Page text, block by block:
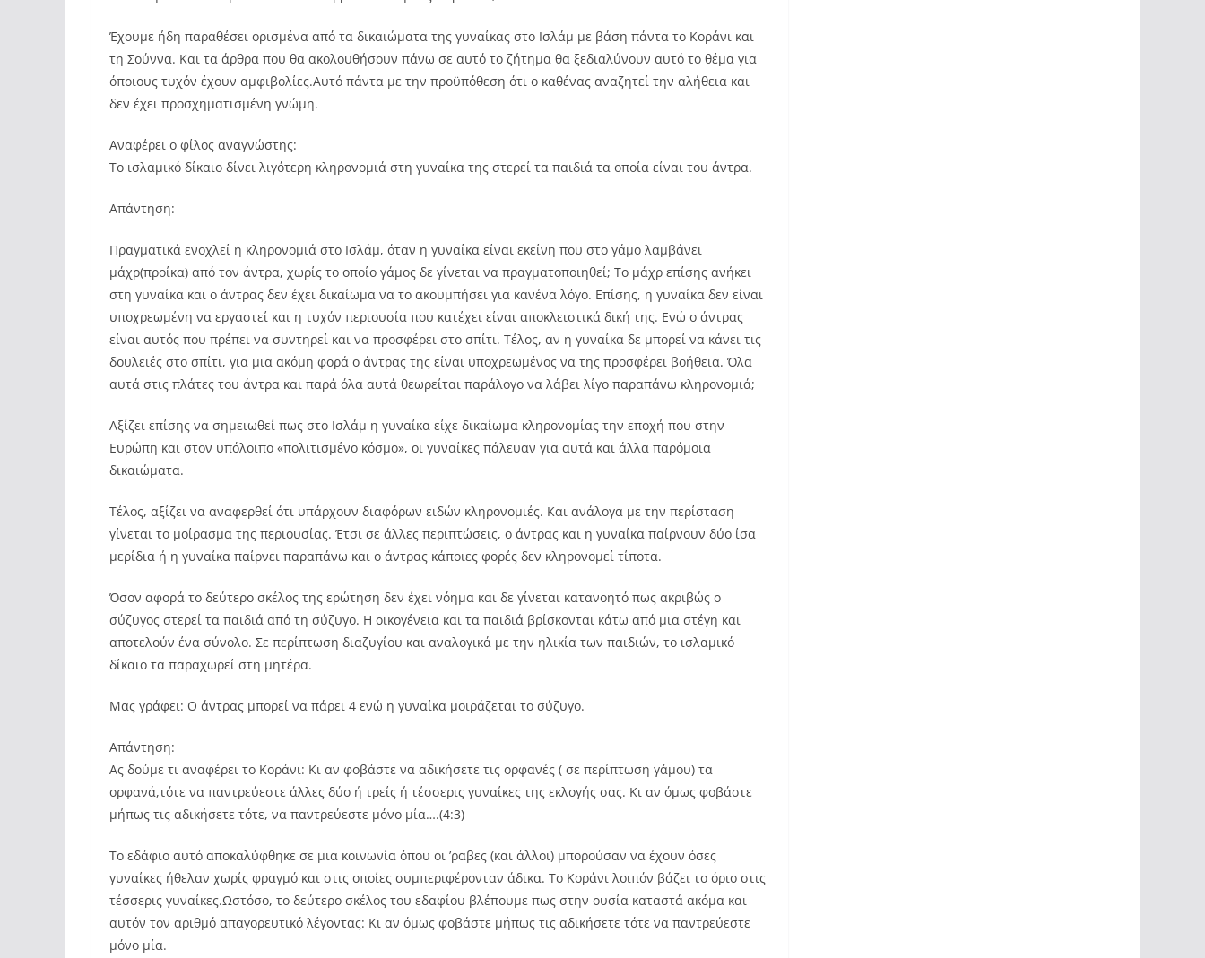
Έχουμε ήδη παραθέσει ορισμένα από τα δικαιώματα της γυναίκας στο Ισλάμ με βάση πάντα το Κοράνι και
τη Σούννα. Και τα άρθρα που θα ακολουθήσουν πάνω σε αυτό το ζήτημα θα ξεδιαλύνουν αυτό το θέμα για
όποιους τυχόν έχουν αμφιβολίες.Αυτό πάντα με την προϋπόθεση ότι ο καθένας αναζητεί την αλήθεια και
δεν έχει προσχηματισμένη γνώμη.
Αναφέρει ο φίλος αναγνώστης:
Το ισλαμικό δίκαιο δίνει λιγότερη κληρονομιά στη γυναίκα της στερεί τα παιδιά τα οποία είναι του άντρα.
Απάντηση:
Πραγματικά ενοχλεί η κληρονομιά στο Ισλάμ, όταν η γυναίκα είναι εκείνη που στο γάμο λαμβάνει
μάχρ(προίκα) από τον άντρα, χωρίς το οποίο γάμος δε γίνεται να πραγματοποιηθεί; Το μάχρ επίσης ανήκει
στη γυναίκα και ο άντρας δεν έχει δικαίωμα να το ακουμπήσει για κανένα λόγο. Επίσης, η γυναίκα δεν είναι
υποχρεωμένη να εργαστεί και η τυχόν περιουσία που κατέχει είναι αποκλειστικά δική της. Ενώ ο άντρας
είναι αυτός που πρέπει να συντηρεί και να προσφέρει στο σπίτι. Τέλος, αν η γυναίκα δε μπορεί να κάνει τις
δουλειές στο σπίτι, για μια ακόμη φορά ο άντρας της είναι υποχρεωμένος να της προσφέρει βοήθεια. Όλα
αυτά στις πλάτες του άντρα και παρά όλα αυτά θεωρείται παράλογο να λάβει λίγο παραπάνω κληρονομιά;
Αξίζει επίσης να σημειωθεί πως στο Ισλάμ η γυναίκα είχε δικαίωμα κληρονομίας την εποχή που στην
Ευρώπη και στον υπόλοιπο «πολιτισμένο κόσμο», οι γυναίκες πάλευαν για αυτά και άλλα παρόμοια
δικαιώματα.
Τέλος, αξίζει να αναφερθεί ότι υπάρχουν διαφόρων ειδών κληρονομιές. Και ανάλογα με την περίσταση
γίνεται το μοίρασμα της περιουσίας. Έτσι σε άλλες περιπτώσεις, ο άντρας και η γυναίκα παίρνουν δύο ίσα
μερίδια ή η γυναίκα παίρνει παραπάνω και ο άντρας κάποιες φορές δεν κληρονομεί τίποτα.
Όσον αφορά το δεύτερο σκέλος της ερώτηση δεν έχει νόημα και δε γίνεται κατανοητό πως ακριβώς ο
σύζυγος στερεί τα παιδιά από τη σύζυγο. Η οικογένεια και τα παιδιά βρίσκονται κάτω από μια στέγη και
αποτελούν ένα σύνολο. Σε περίπτωση διαζυγίου και αναλογικά με την ηλικία των παιδιών, το ισλαμικό
δίκαιο τα παραχωρεί στη μητέρα.
Μας γράφει: Ο άντρας μπορεί να πάρει 4 ενώ η γυναίκα μοιράζεται το σύζυγο.
Απάντηση:
Ας δούμε τι αναφέρει το Κοράνι: Κι αν φοβάστε να αδικήσετε τις ορφανές ( σε περίπτωση γάμου) τα
ορφανά,τότε να παντρεύεστε άλλες δύο ή τρείς ή τέσσερις γυναίκες της εκλογής σας. Κι αν όμως φοβάστε
μήπως τις αδικήσετε τότε, να παντρεύεστε μόνο μία….(4:3)
Το εδάφιο αυτό αποκαλύφθηκε σε μια κοινωνία όπου οι ’ραβες (και άλλοι) μπορούσαν να έχουν όσες
γυναίκες ήθελαν χωρίς φραγμό και στις οποίες συμπεριφέρονταν άδικα. Το Κοράνι λοιπόν βάζει το όριο στις
τέσσερις γυναίκες.Ωστόσο, το δεύτερο σκέλος του εδαφίου βλέπουμε πως στην ουσία καταστά ακόμα και
αυτόν τον αριθμό απαγορευτικό λέγοντας: Κι αν όμως φοβάστε μήπως τις αδικήσετε τότε να παντρεύεστε
μόνο μία.